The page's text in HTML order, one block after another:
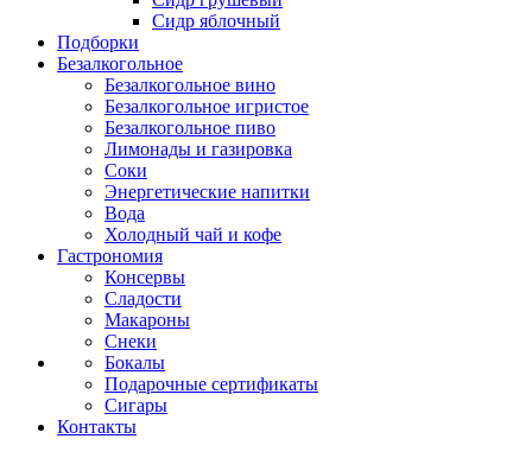
Сидр яблочный
Подборки
Безалкогольное
Безалкогольное вино
Безалкогольное игристое
Безалкогольное пиво
Лимонады и газировка
Соки
Энергетические напитки
Вода
Холодный чай и кофе
Гастрономия
Консервы
Сладости
Макароны
Снеки
Бокалы
Подарочные сертификаты
Сигары
Контакты